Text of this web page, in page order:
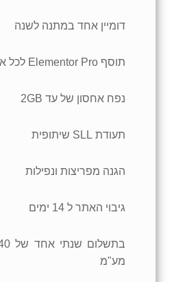
דומיין אחד במתנה לשנה
תוסף Elementor Pro לכל אתר
נפח אחסון של עד 2GB
תעודת SLL שיתופית
הגנה מפריצות ונפילות
גיבוי האתר ל 14 ימים
מע"מ